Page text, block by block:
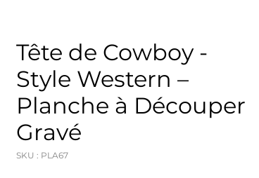
Tête de Cowboy -
Style Western –
Planche à Découper
Gravé
SKU : PLA67